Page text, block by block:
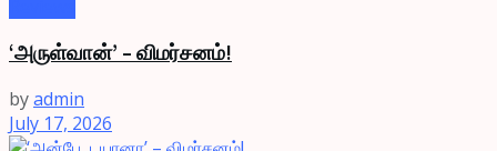
‘அருள்வான்’ – விமர்சனம்!
byadmin
July 17, 2026